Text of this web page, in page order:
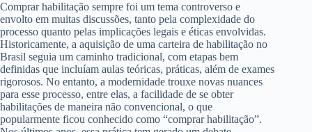
Comprar habilitação sempre foi um tema controverso e
envolto em muitas discussões, tanto pela complexidade do
processo quanto pelas implicações legais e éticas envolvidas.
Historicamente, a aquisição de uma carteira de habilitação no
Brasil seguia um caminho tradicional, com etapas bem
definidas que incluíam aulas teóricas, práticas, além de exames
rigorosos. No entanto, a modernidade trouxe novas nuances
para esse processo, entre elas, a facilidade de se obter
habilitações de maneira não convencional, o que
popularmente ficou conhecido como “comprar habilitação”.